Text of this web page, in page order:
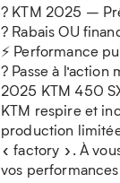
? KTM 2025 –
? Rabais OU
⚡ Performance
? Passe à
2025 KTM 450
KTM respire et
production
« factory ». À
vos